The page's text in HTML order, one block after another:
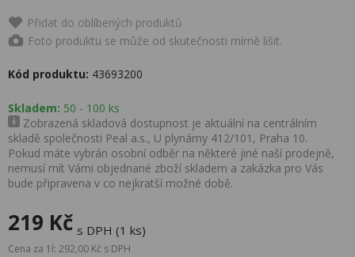
Přidat do oblíbených produktů
Foto produktu se může od skutečnosti mírně lišit.
Kód produktu: 43693200
Skladem: 50 - 100 ks
Zobrazená skladová dostupnost je aktuální na centrálním
skladě společnosti Peal a.s., U plynárny 412/101, Praha 10.
Pokud máte vybrán osobní odběr na některé jiné naší prodejně,
nemusí mít Vámi objednané zboží skladem a zakázka pro Vás
bude připravena v co nejkratší možné době.
219 Kč s DPH (1 ks)
Cena za 1l: 292,00 Kč s DPH